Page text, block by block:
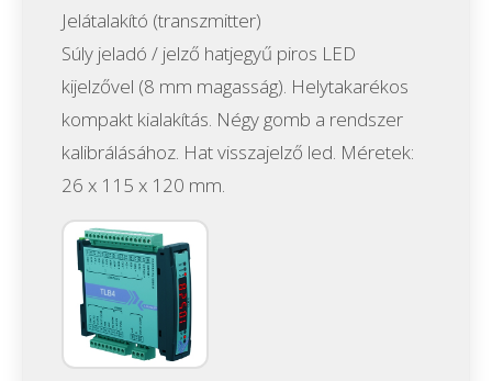
Jelátalakító (transzmitter)
Súly jeladó / jelző hatjegyű piros LED
kijelzővel (8 mm magasság). Helytakarékos
kompakt kialakítás. Négy gomb a rendszer
kalibrálásához. Hat visszajelző led. Méretek:
26 x 115 x 120 mm.